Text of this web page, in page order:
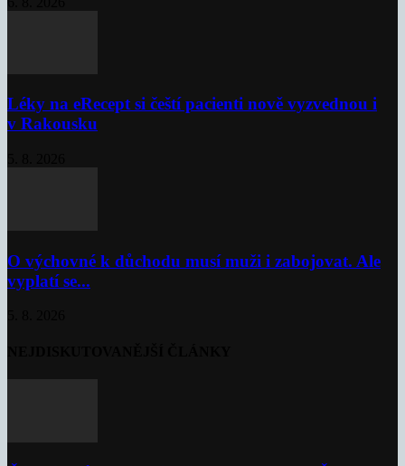
Léky na eRecept si čeští pacienti nově vyzvednou i
v Rakousku
O výchovné k důchodu musí muži i zabojovat. Ale
vyplatí se...